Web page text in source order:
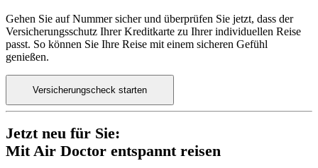
Gehen Sie auf Nummer sicher und überprüfen Sie jetzt, dass der
Versicherungsschutz Ihrer Kreditkarte zu Ihrer individuellen Reise
passt. So können Sie Ihre Reise mit einem sicheren Gefühl
genießen.
Versicherungscheck starten
Jetzt neu für Sie:
Mit Air Doctor entspannt reisen